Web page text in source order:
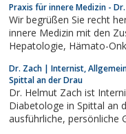
Praxis für innere Medizin -
Wir begrüßen Sie recht
innere Medizin mit den
Hepatologie, Hämato-Onkologie, Endokrinologie und
Dr. Zach | Internist,
Spittal an der Drau
Dr. Helmut Zach ist Internist,
Diabetologe in Spittal an
ausführliche, persönliche Gespräche sind ihm wichtig. Wir freuen